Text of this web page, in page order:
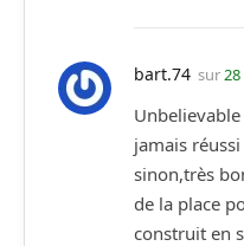
bart.74 sur
Unbelievable
jamais
sinon,très
de la place
construit en